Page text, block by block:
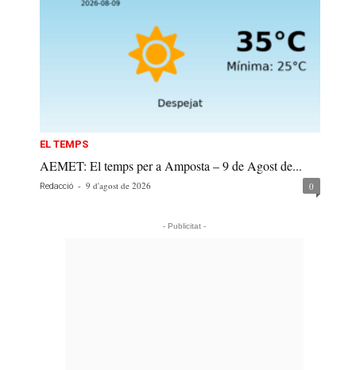
EL TEMPS
AEMET: El temps per a Amposta – 9 de Agost de...
Redacció - 9 d'agost de 2026 0
- Publicitat -